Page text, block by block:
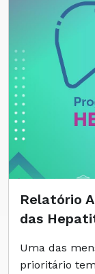
Relatório
das
Uma das
prioritário